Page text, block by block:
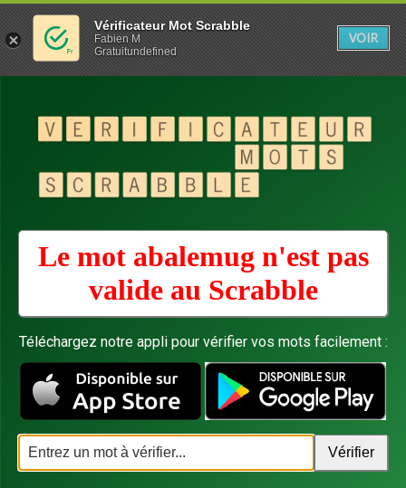
Le mot abalemug n'est pas
valide au Scrabble
Téléchargez notre appli pour vérifier vos mots facilement :
Vérificateur Mot Scrabble
Fabien M
Gratuitundefined
VOIR